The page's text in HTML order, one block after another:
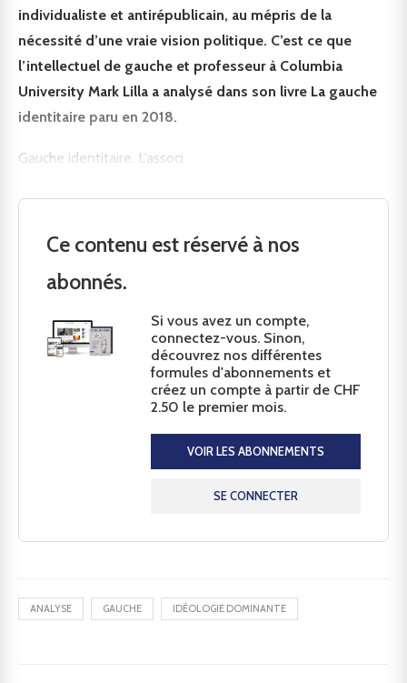
individualiste et antirépublicain, au mépris de la
nécessité d’une vraie vision politique. C’est ce que
l’intellectuel de gauche et professeur à Columbia
University Mark Lilla a analysé dans son livre La gauche
identitaire paru en 2018.
Gauche identitaire. L’associ
Ce contenu est réservé à nos
abonnés.
Si vous avez un compte,
connectez-vous. Sinon,
découvrez nos différentes
formules d'abonnements et
créez un compte à partir de CHF
2.50 le premier mois.
VOIR LES ABONNEMENTS
SE CONNECTER
ANALYSE GAUCHE IDÉOLOGIE DOMINANTE